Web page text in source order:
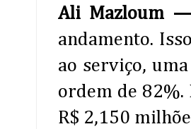
Ali Mazloum
andamento.
ao serviço,
ordem de 82%.
R$ 2,150